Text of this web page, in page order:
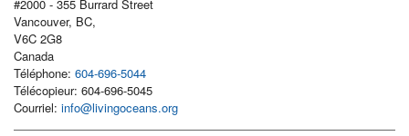
#2000 - 355 Burrard Street
Vancouver, BC,
V6C 2G8
Canada
Téléphone: 604-696-5044
Télécopieur: 604-696-5045
Courriel: info@livingoceans.org